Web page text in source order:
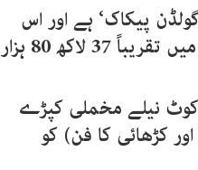
پیکاک‘ ہے اور اس
کی قیمت 13ہزار پانچ سو ڈالر ہے جو پاکستانی روپوں میں تقریباً 37 لاکھ 80 ہزار
کوٹ نیلے مخملی کپڑے
کڑھائی کا فن) کو